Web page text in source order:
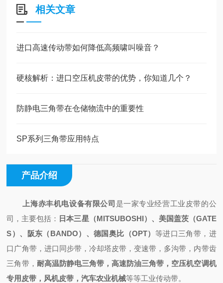
相关文章
进口高速传动带如何降低高频啸叫噪音？
硬核解析：进口空压机皮带的优势，你知道几个？
防静电三角带在仓储物流中的重要性
SP系列三角带应用特点
产品介绍
上海赤丰机电设备有限公司 是一家专业经营工业皮带的公
司，主要包括： 日本三星（MITSUBOSHI）、美国盖茨（GATE
S）、阪东（BANDO）、德国奥比（OPT） 等进口三角带，进
口广角带，进口同步带，冷却塔皮带，变速带，多沟带，内带齿
三角带， 耐高温防静电三角带，高速防油三角带，空压机空调机
专用皮带，风机皮带，汽车农业机械等等工业传动带。